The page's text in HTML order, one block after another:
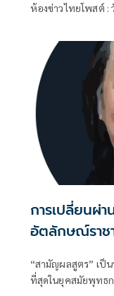
ห้องข่าวไทยโพสต์
การเปลี่ยนผ่า
อัตลักษณ์ราช
พระไตรปิฏก
ขีดจำกัดของ
“สามัญผลสูตร” เป็
ที่สุดในยุคสมัยพุทธ